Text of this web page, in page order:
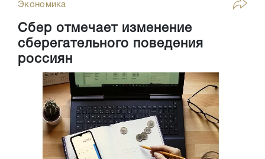
Экономика
Сбер отмечает изменение
сберегательного поведения
россиян